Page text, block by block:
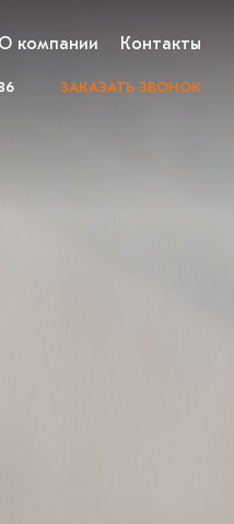
О компании Контакты
ЗАКАЗАТЬ ЗВОНОК